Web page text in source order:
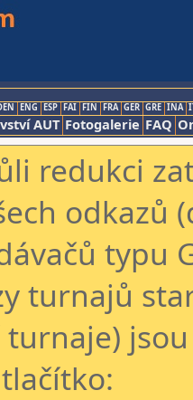
ENG ESP FAI FIN FRA GER GRE INA
AUT Fotogalerie FAQ
redukci
odkazů
typu
turnajů